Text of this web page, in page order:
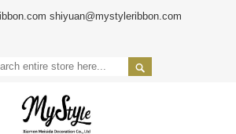
shiyuan@mystyleribbon.com
